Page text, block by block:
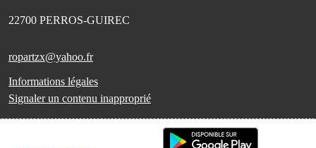
22700 PERROS-GUIREC
ropartzx@yahoo.fr
Informations légales
Signaler un contenu inapproprié